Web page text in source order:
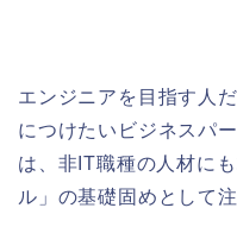
エンジニアを目指す人
につけたいビジネスパ
は、非IT職種の人材に
ル」の基礎固めとして